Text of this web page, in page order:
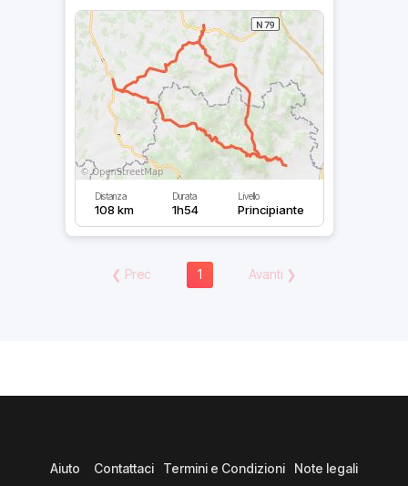
Distanza
108 km
Durata
1h54
Livello
Principiante
❮ Prec 1 Avanti ❯
Aiuto Contattaci Termini e Condizioni Note legali